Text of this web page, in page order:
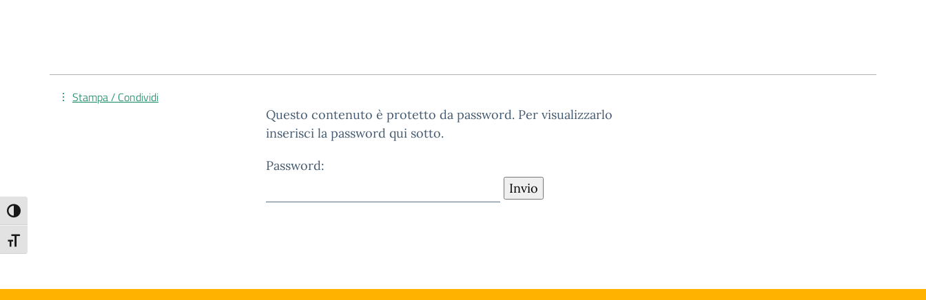
Attiva/disattiva alto contrasto
Attiva/disattiva dimensione testo
Questo contenuto è protetto da password. Per visualizzarlo
inserisci la password qui sotto.
Password:
Stampa / Condividi